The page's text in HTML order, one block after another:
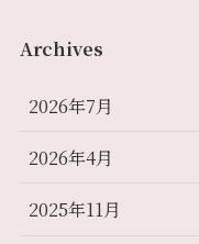
Archives
2026年7月
2026年4月
2025年11月